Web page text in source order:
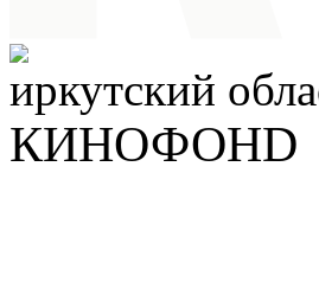
иркутский
КИНОФОНD